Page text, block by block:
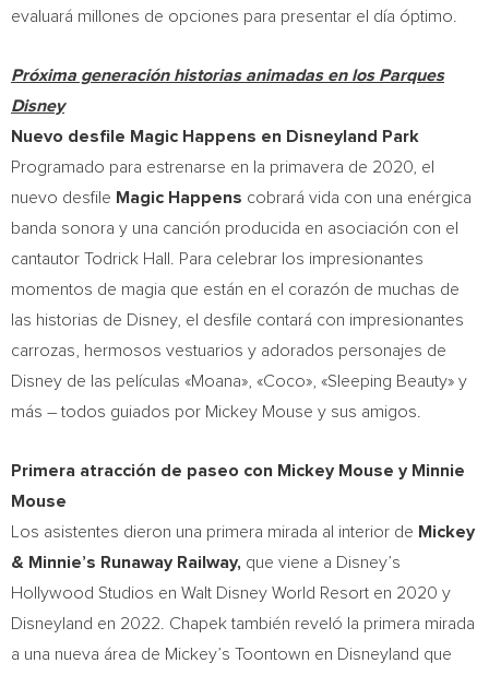
evaluará millones de opciones para presentar el día óptimo.
Próxima generación historias animadas en los Parques
Disney
Nuevo desfile Magic Happens en Disneyland Park
Programado para estrenarse en la primavera de 2020, el
nuevo desfile Magic Happens cobrará vida con una enérgica
banda sonora y una canción producida en asociación con el
cantautor Todrick Hall
. Para celebrar los impresionantes
momentos de magia que están en el corazón de muchas de
las historias de Disney, el desfile contará con impresionantes
carrozas, hermosos vestuarios y adorados personajes de
Disney de las películas «Moana», «Coco», «Sleeping Beauty» y
más – todos guiados por Mickey Mouse y sus amigos.
Primera atracción de paseo con Mickey Mouse y Minnie
Mouse
Los asistentes dieron una primera mirada al interior de Mickey
& Minnie’s Runaway Railway, que viene a Disney’s
Hollywood Studios en Walt Disney World Resort en 2020 y
Disneyland en 2022. Chapek también reveló la primera mirada
a una nueva área de Mickey’s Toontown en Disneyland que